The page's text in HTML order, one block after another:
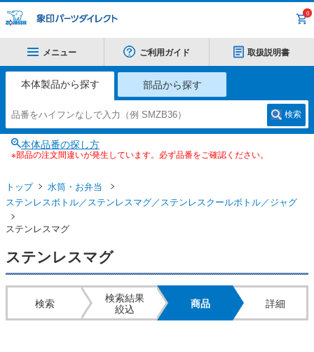
0
メニュー ご利用ガイド 取扱説明書
本体製品から探す 部品から探す
検索
本体品番の探し方
※部品の注文間違いが発生しています。必ず品番をご確認ください。
トップ
水筒・お弁当
ステンレスボトル／ステンレスマグ／ステンレスクールボトル／ジャグ
ステンレスマグ
ステンレスマグ
検索
検索結果
絞込
商品 詳細